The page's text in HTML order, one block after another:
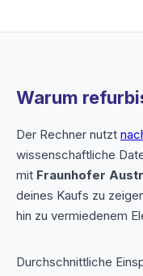
Warum
Der Rechner nutzt
wissenschaftliche
mit Fraunhofer
deines Kaufs zu
hin zu vermiedenem
Durchschnittliche